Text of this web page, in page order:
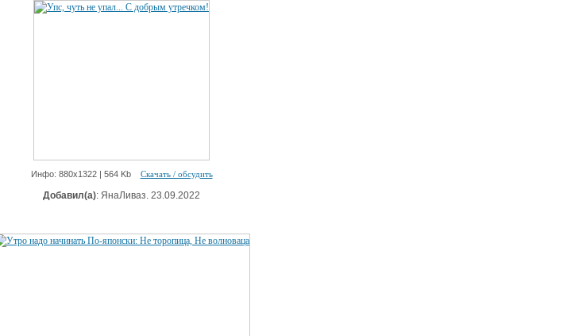
Инфо: 880х1322 | 564 Kb Скачать / обсудить
Добавил(а): ЯнаЛиваз. 23.09.2022